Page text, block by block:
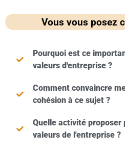
Vous vous posez
Pourquoi est ce
valeurs d'entreprise ?
Comment convaincre
cohésion à ce sujet ?
Quelle activité proposer
valeurs de l'entreprise ?